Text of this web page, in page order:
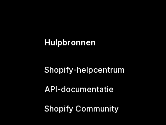
Hulpbronnen
Shopify-helpcentrum
API-documentatie
Shopify Community